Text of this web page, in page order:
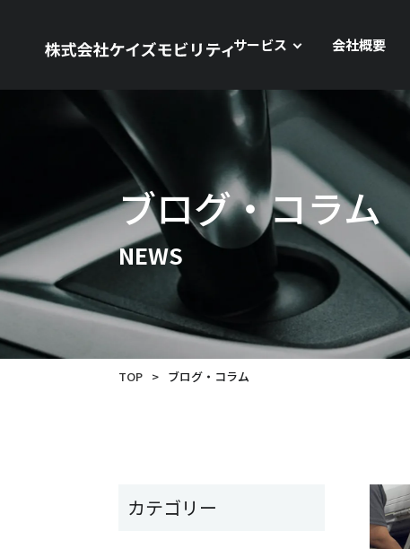
サービス 会社概要
ブログ・コラム
NEWS
TOP > ブログ・コラム
カテゴリー